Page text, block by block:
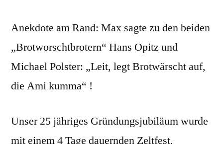
Anekdote am Rand: Max sagte zu den beiden
„Brotworschtbrotern“ Hans Opitz und
Michael Polster: „Leit, legt Brotwärscht auf,
die Ami kumma“ !
Unser 25 jähriges Gründungsjubiläum wurde
mit einem 4 Tage dauernden Zeltfest,